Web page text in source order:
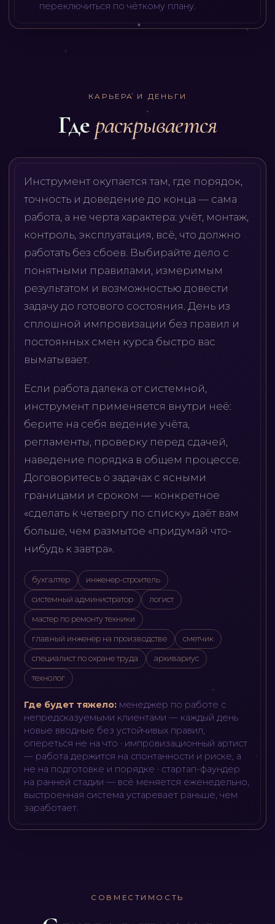
переключиться по чёткому плану.
КАРЬЕРА И ДЕНЬГИ
Где раскрывается
Инструмент окупается там, где порядок,
точность и доведение до конца — сама
работа, а не черта характера: учёт, монтаж,
контроль, эксплуатация, всё, что должно
работать без сбоев. Выбирайте дело с
понятными правилами, измеримым
результатом и возможностью довести
задачу до готового состояния. День из
сплошной импровизации без правил и
постоянных смен курса быстро вас
выматывает.
Если работа далека от системной,
инструмент применяется внутри неё:
берите на себя ведение учёта,
регламенты, проверку перед сдачей,
наведение порядка в общем процессе.
Договоритесь о задачах с ясными
границами и сроком — конкретное
«сделать к четвергу по списку» даёт вам
больше, чем размытое «придумай что-
нибудь к завтра».
бухгалтер инженер-строитель
системный администратор логист
мастер по ремонту техники
главный инженер на производстве сметчик
специалист по охране труда архивариус
технолог
Где будет тяжело: менеджер по работе с
непредсказуемыми клиентами — каждый день
новые вводные без устойчивых правил,
опереться не на что · импровизационный артист
— работа держится на спонтанности и риске, а
не на подготовке и порядке · стартап-фаундер
на ранней стадии — всё меняется еженедельно,
выстроенная система устаревает раньше, чем
заработает.
СОВМЕСТИМОСТЬ